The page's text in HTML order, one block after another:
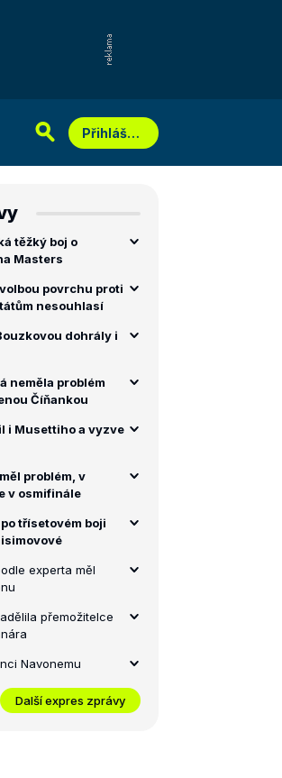
Přihlášení
těžký boj o
Masters
povrchu proti
nesouhlasí
dohrály i
neměla problém
Číňankou
i Musettiho a vyzve
problém, v
v osmifinále
třísetovém boji
experta měl
přemožitelce
Navonemu
Další expres zprávy